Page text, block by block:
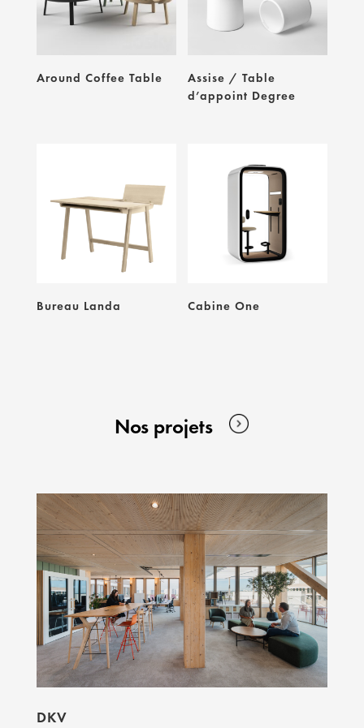
Around Coffee Table
Assise / Table
d’appoint Degree
Bureau Landa Cabine One
Nos projets
DKV